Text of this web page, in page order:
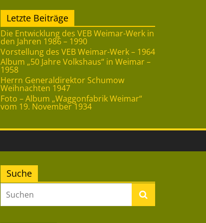
Letzte Beiträge
Die Entwicklung des VEB Weimar-Werk in
den Jahren 1986 – 1990
Vorstellung des VEB Weimar-Werk – 1964
Album „50 Jahre Volkshaus“ in Weimar –
1958
Herrn Generaldirektor Schumow
Weihnachten 1947
Foto – Album „Waggonfabrik Weimar“
vom 19. November 1934
Suche